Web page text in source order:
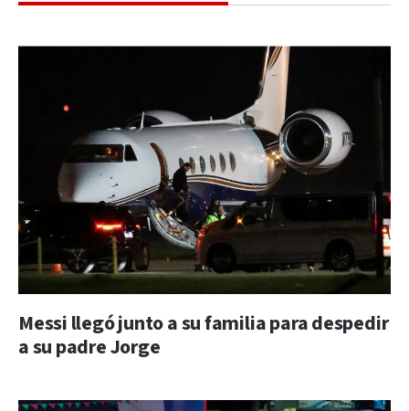
Messi llegó junto a su familia para despedir
a su padre Jorge